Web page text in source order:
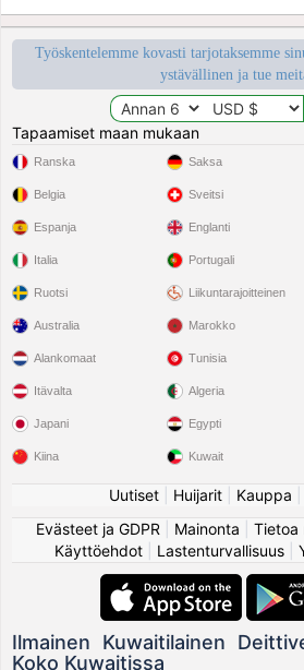
Työskentelemme kovasti tarjotaksemme
ystävällinen ja tue
Tapaamiset maan mukaan
Ranska
Belgia
Espanja
Italia
Ruotsi
Saksa
Sveitsi
Englanti
Portugali
Liikuntarajoitteinen
Australia
Alankomaat
Itävalta
Japani
Kiina
Marokko
Tunisia
Algeria
Egypti
Kuwait
Uutiset Huijarit Kauppa
Evästeet ja GDPR
Mainonta Tietoa
Käyttöehdot
Lastenturvallisuus
Ilmainen Kuwaitilainen
Koko Kuwaitissa